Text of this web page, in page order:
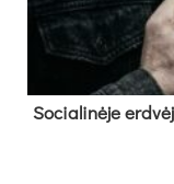
So­cia­li­nė­je